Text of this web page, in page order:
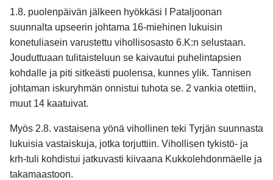
1.8. puolenpäivän jälkeen hyökkäsi I Pataljoonan
suunnalta upseerin johtama 16-miehinen lukuisin
konetuliasein varustettu vihollisosasto 6.K:n selustaan.
Jouduttuaan tulitaisteluun se kaivautui puhelintapsien
kohdalle ja piti sitkeästi puolensa, kunnes ylik. Tannisen
johtaman iskuryhmän onnistui tuhota se. 2 vankia otettiin,
muut 14 kaatuivat.
Myös 2.8. vastaisena yönä vihollinen teki Tyrjän suunnasta
lukuisia vastaiskuja, jotka torjuttiin. Vihollisen tykistö- ja
krh-tuli kohdistui jatkuvasti kiivaana Kukkolehdonmäelle ja
takamaastoon.